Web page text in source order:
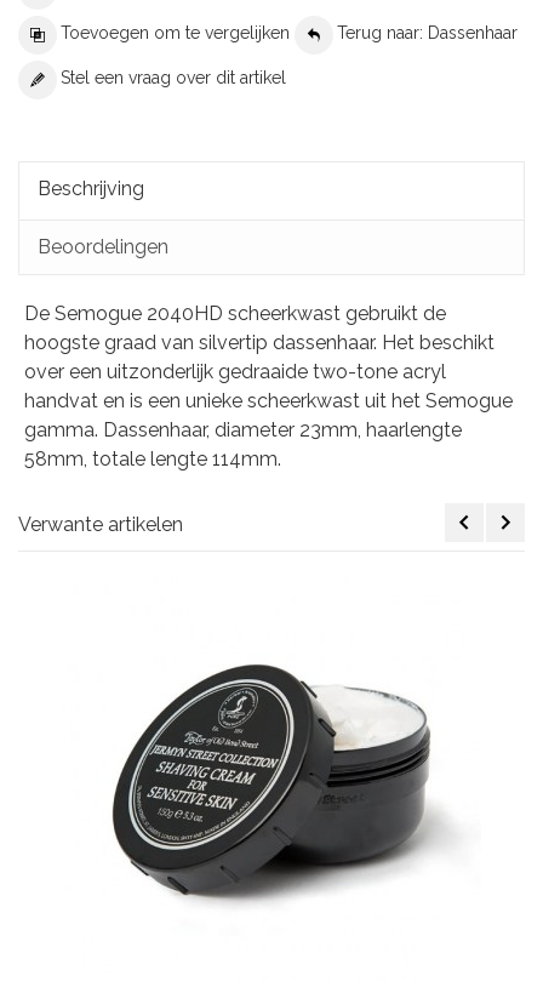
Toevoegen om te vergelijken Terug naar: Dassenhaar
Stel een vraag over dit artikel
Beschrijving
Beoordelingen
De Semogue 2040HD scheerkwast gebruikt de
hoogste graad van silvertip dassenhaar. Het beschikt
over een uitzonderlijk gedraaide two-tone acryl
handvat en is een unieke scheerkwast uit het Semogue
gamma. Dassenhaar, diameter 23mm, haarlengte
58mm, totale lengte 114mm.
Verwante artikelen